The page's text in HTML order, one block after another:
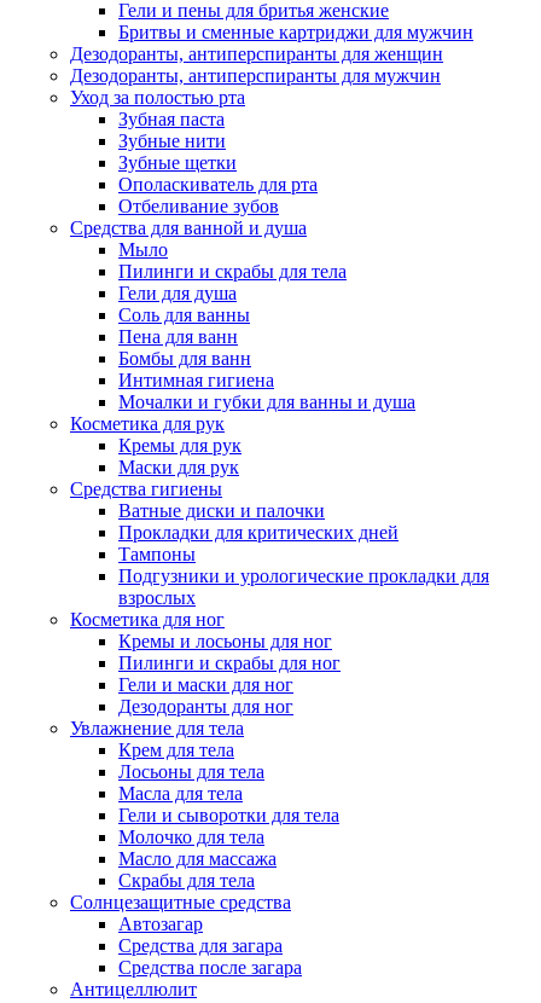
Гели и пены для бритья женские
Бритвы и сменные картриджи для мужчин
Дезодоранты, антиперспиранты для женщин
Дезодоранты, антиперспиранты для мужчин
Уход за полостью рта
Зубная паста
Зубные нити
Зубные щетки
Ополаскиватель для рта
Отбеливание зубов
Средства для ванной и душа
Мыло
Пилинги и скрабы для тела
Гели для душа
Соль для ванны
Пена для ванн
Бомбы для ванн
Интимная гигиена
Мочалки и губки для ванны и душа
Косметика для рук
Кремы для рук
Маски для рук
Средства гигиены
Ватные диски и палочки
Прокладки для критических дней
Тампоны
Подгузники и урологические прокладки для
взрослых
Косметика для ног
Кремы и лосьоны для ног
Пилинги и скрабы для ног
Гели и маски для ног
Дезодоранты для ног
Увлажнение для тела
Крем для тела
Лосьоны для тела
Масла для тела
Гели и сыворотки для тела
Молочко для тела
Масло для массажа
Скрабы для тела
Солнцезащитные средства
Автозагар
Средства для загара
Средства после загара
Антицеллюлит